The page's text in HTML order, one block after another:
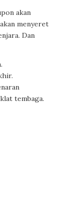
akan
menyeret
Dan
tembaga.